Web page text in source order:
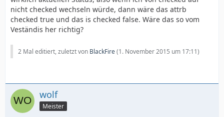
nicht checked wechseln würde, dann wäre das attrb
checked true und das is checked false. Wäre das so vom
Veständis her richtig?
2 Mal editiert, zuletzt von BlackFire(1. November 2015 um 17:11)
wolf
Meister